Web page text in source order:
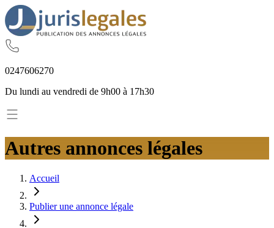
0247606270
Du lundi au vendredi de 9h00 à 17h30
Autres annonces légales
Accueil
Publier une annonce légale